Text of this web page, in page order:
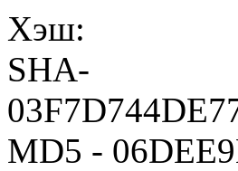
Хэш:
SHA-
MD5 -